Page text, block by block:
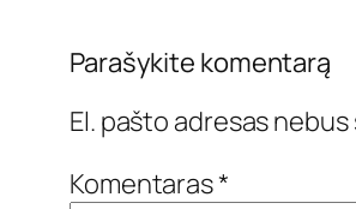
Parašykite komentarą
El. pašto adresas
Komentaras*